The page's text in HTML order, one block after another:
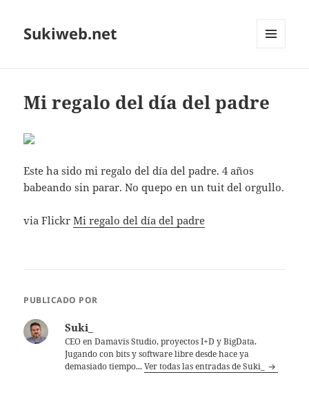
Sukiweb.net
Mi regalo del día del padre
Este ha sido mi regalo del día del padre. 4 años
babeando sin parar. No quepo en un tuit del orgullo.
via FlickrMi regalo del día del padre
PUBLICADO POR
Suki_
CEO en Damavis Studio, proyectos I+D y BigData.
Jugando con bits y software libre desde hace ya
demasiado tiempo...Ver todas las entradas de Suki_